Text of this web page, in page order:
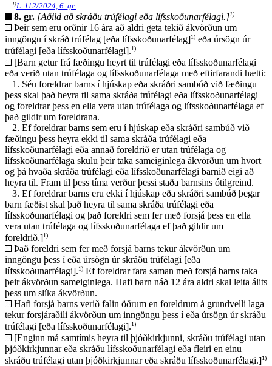
1)L. 112/2024, 6. gr.
8. gr. [Aðild að skráðu trúfélagi eða lífsskoðunarfélagi.]1)
Þeir sem eru orðnir 16 ára að aldri geta tekið ákvörðun um
inngöngu í skráð trúfélag [eða lífsskoðunarfélag]1) eða úrsögn úr
trúfélagi [eða lífsskoðunarfélagi].1)
[Barn getur frá fæðingu heyrt til trúfélagi eða lífsskoðunarfélagi
eða verið utan trúfélaga og lífsskoðunarfélaga með eftirfarandi hætti:
1. Séu foreldrar barns í hjúskap eða skráðri sambúð við fæðingu
þess skal það heyra til sama skráða trúfélagi eða lífsskoðunarfélagi
og foreldrar þess en ella vera utan trúfélaga og lífsskoðunarfélaga ef
það gildir um foreldrana.
2. Ef foreldrar barns sem eru í hjúskap eða skráðri sambúð við
fæðingu þess heyra ekki til sama skráða trúfélagi eða
lífsskoðunarfélagi eða annað foreldrið er utan trúfélaga og
lífsskoðunarfélaga skulu þeir taka sameiginlega ákvörðun um hvort
og þá hvaða skráða trúfélagi eða lífsskoðunarfélagi barnið eigi að
heyra til. Fram til þess tíma verður þessi staða barnsins ótilgreind.
3. Ef foreldrar barns eru ekki í hjúskap eða skráðri sambúð þegar
barn fæðist skal það heyra til sama skráða trúfélagi eða
lífsskoðunarfélagi og það foreldri sem fer með forsjá þess en ella
vera utan trúfélaga og lífsskoðunarfélaga ef það gildir um
foreldrið.]1)
Það foreldri sem fer með forsjá barns tekur ákvörðun um
inngöngu þess í eða úrsögn úr skráðu trúfélagi [eða
lífsskoðunarfélagi].1) Ef foreldrar fara saman með forsjá barns taka
þeir ákvörðun sameiginlega. Hafi barn náð 12 ára aldri skal leita álits
þess um slíka ákvörðun.
Hafi forsjá barns verið falin öðrum en foreldrum á grundvelli laga
tekur forsjáraðili ákvörðun um inngöngu þess í eða úrsögn úr skráðu
trúfélagi [eða lífsskoðunarfélagi].1)
[Enginn má samtímis heyra til þjóðkirkjunni, skráðu trúfélagi utan
þjóðkirkjunnar eða skráðu lífsskoðunarfélagi eða fleiri en einu
skráðu trúfélagi utan þjóðkirkjunnar eða skráðu lífsskoðunarfélagi.]1)